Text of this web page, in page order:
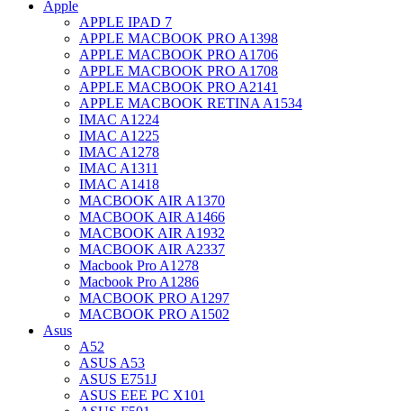
Apple
APPLE IPAD 7
APPLE MACBOOK PRO A1398
APPLE MACBOOK PRO A1706
APPLE MACBOOK PRO A1708
APPLE MACBOOK PRO A2141
APPLE MACBOOK RETINA A1534
IMAC A1224
IMAC A1225
IMAC A1278
IMAC A1311
IMAC A1418
MACBOOK AIR A1370
MACBOOK AIR A1466
MACBOOK AIR A1932
MACBOOK AIR A2337
Macbook Pro A1278
Macbook Pro A1286
MACBOOK PRO A1297
MACBOOK PRO A1502
Asus
A52
ASUS A53
ASUS E751J
ASUS EEE PC X101